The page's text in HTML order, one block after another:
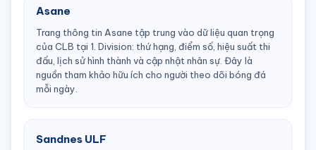
Asane
Trang thông tin Asane tập trung vào dữ liệu quan trọng
của CLB tại 1. Division: thứ hạng, điểm số, hiệu suất thi
đấu, lịch sử hình thành và cập nhật nhân sự. Đây là
nguồn tham khảo hữu ích cho người theo dõi bóng đá
mỗi ngày.
Sandnes ULF